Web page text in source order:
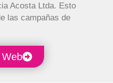
Acosta Ltda. Esto
las campañas de